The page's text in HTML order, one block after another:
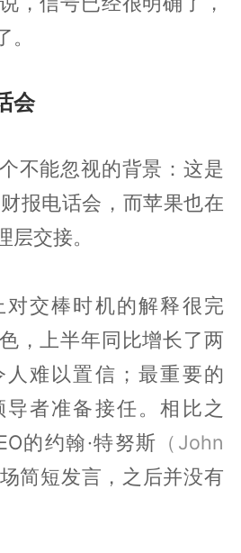
会
不能忽视的背景：这是
报电话会，而苹果也在
层交接。
对交棒时机的解释很完
，上半年同比增长了两
难以置信；最重要的
者准备接任。相比之
的约翰·特努斯 （ John
简短发言，之后并没有